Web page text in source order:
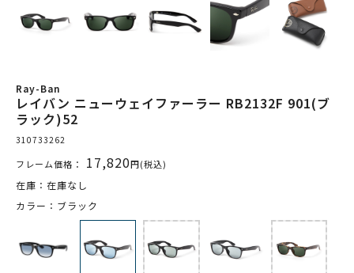
Ray-Ban
レイバン ニューウェイファーラー RB2132F 901(ブ
ラック)52
310733262
フレーム価格： 17,820円(税込)
在庫：在庫なし
カラー：ブラック